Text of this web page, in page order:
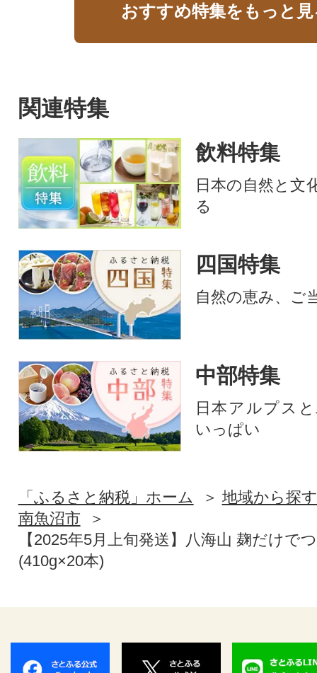
おすすめ特集をもっと
関連特集
飲料特集
日本の自然と文
る
四国特集
自然の恵み、ご
中部特集
日本アルプス
いっぱい
「ふるさと納税」ホーム
地域から探す
南魚沼市
【2025年5月上旬発送】八海山 麹だけで
(410g×20本)